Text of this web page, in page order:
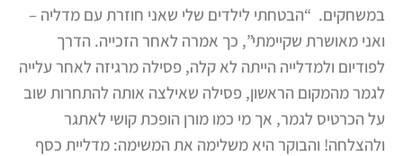
במשחקים. “הבטחתי לילדים שלי שאני חוזרת עם מדליה –
ואני מאושרת שקיימתי”, כך אמרה לאחר הזכייה. הדרך
לפודיום ולמדלייה הייתה לא קלה, פסילה מרגיזה לאחר עלייה
לגמר מהמקום הראשון, פסילה שאילצה אותה להתחרות שוב
על הכרטיס לגמר, אך מי כמו מורן הופכת קושי לאתגר
ולהצלחה! והבוקר היא משלימה את המשימה: מדליית כסף